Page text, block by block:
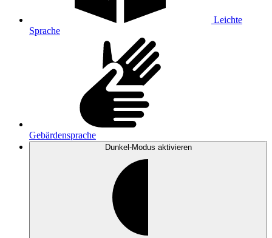
Leichte
Sprache
Gebärdensprache
Dunkel-Modus aktivieren